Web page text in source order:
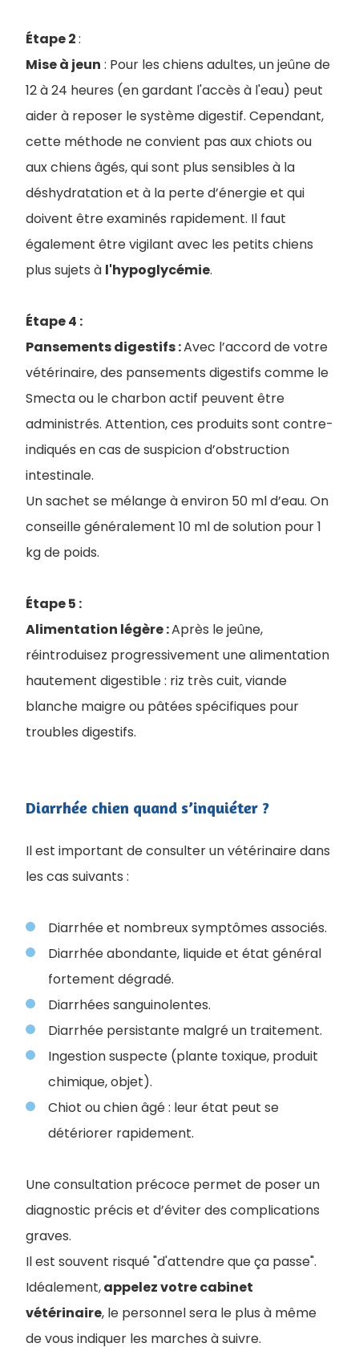
Étape 2:
Mise à jeun : Pour les chiens adultes, un jeûne de
12 à 24 heures (en gardant l'accès à l'eau) peut
aider à reposer le système digestif. Cependant,
cette méthode ne convient pas aux chiots ou
aux chiens âgés, qui sont plus sensibles à la
déshydratation et à la perte d’énergie et qui
doivent être examinés rapidement. Il faut
également être vigilant avec les petits chiens
plus sujets à l'hypoglycémie.
Étape 4 :
Pansements digestifs :Avec l’accord de votre
vétérinaire, des pansements digestifs comme le
Smecta ou le charbon actif peuvent être
administrés. Attention, ces produits sont contre-
indiqués en cas de suspicion d’obstruction
intestinale.
Un sachet se mélange à environ 50 ml d’eau. On
conseille généralement 10 ml de solution pour 1
kg de poids.
Étape 5 :
Alimentation légère :Après le jeûne,
réintroduisez progressivement une alimentation
hautement digestible : riz très cuit, viande
blanche maigre ou pâtées spécifiques pour
troubles digestifs.
Diarrhée chien quand s’inquiéter ?
Il est important de consulter un vétérinaire dans
les cas suivants :
Diarrhée et nombreux symptômes associés.
Diarrhée abondante, liquide et état général
fortement dégradé.
Diarrhées sanguinolentes.
Diarrhée persistante malgré un traitement.
Ingestion suspecte (plante toxique, produit
chimique, objet).
Chiot ou chien âgé : leur état peut se
détériorer rapidement.
Une consultation précoce permet de poser un
diagnostic précis et d’éviter des complications
graves.
Il est souvent risqué "d'attendre que ça passe".
Idéalement,appelez votre cabinet
vétérinaire, le personnel sera le plus à même
de vous indiquer les marches à suivre.